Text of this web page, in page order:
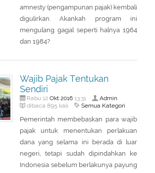
amnesty (pengampunan pajak) kembali
digulirkan. Akankah program ini
mengulang gagal seperti halnya 1964
dan 1984?
Wajib Pajak Tentukan
Sendiri
Rabu 12 Okt 201613:31 Admin
dibaca 895 kali Semua Kategori
Pemerintah membebaskan para wajib
pajak untuk menentukan perlakuan
dana yang selama ini berada di luar
negeri, tetapi sudah dipindahkan ke
Indonesia sebelum berlakunya payung